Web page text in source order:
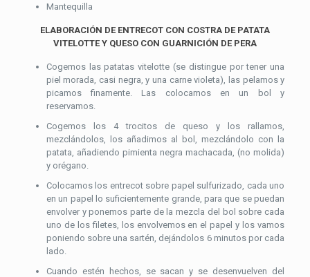
Mantequilla
ELABORACIÓN DE ENTRECOT CON COSTRA DE PATATA
VITELOTTE Y QUESO CON GUARNICIÓN DE PERA
Cogemos las patatas vitelotte (se distingue por tener una
piel morada, casi negra, y una carne violeta), las pelamos y
picamos finamente. Las colocamos en un bol y
reservamos.
Cogemos los 4 trocitos de queso y los rallamos,
mezclándolos, los añadimos al bol, mezclándolo con la
patata, añadiendo pimienta negra machacada, (no molida)
y orégano.
Colocamos los entrecot sobre papel sulfurizado, cada uno
en un papel lo suficientemente grande, para que se puedan
envolver y ponemos parte de la mezcla del bol sobre cada
uno de los filetes, los envolvemos en el papel y los vamos
poniendo sobre una sartén, dejándolos 6 minutos por cada
lado.
Cuando estén hechos, se sacan y se desenvuelven del